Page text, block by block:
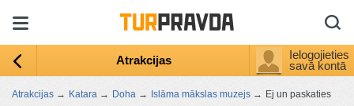
Atrakcijas
Ielogojieties
savā kontā
Atrakcijas → Katara → Doha → Islāma mākslas muzejs → Ej un paskaties